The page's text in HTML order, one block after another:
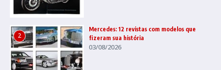
2
Mercedes: 12 revistas com modelos que
fizeram sua história
03/08/2026